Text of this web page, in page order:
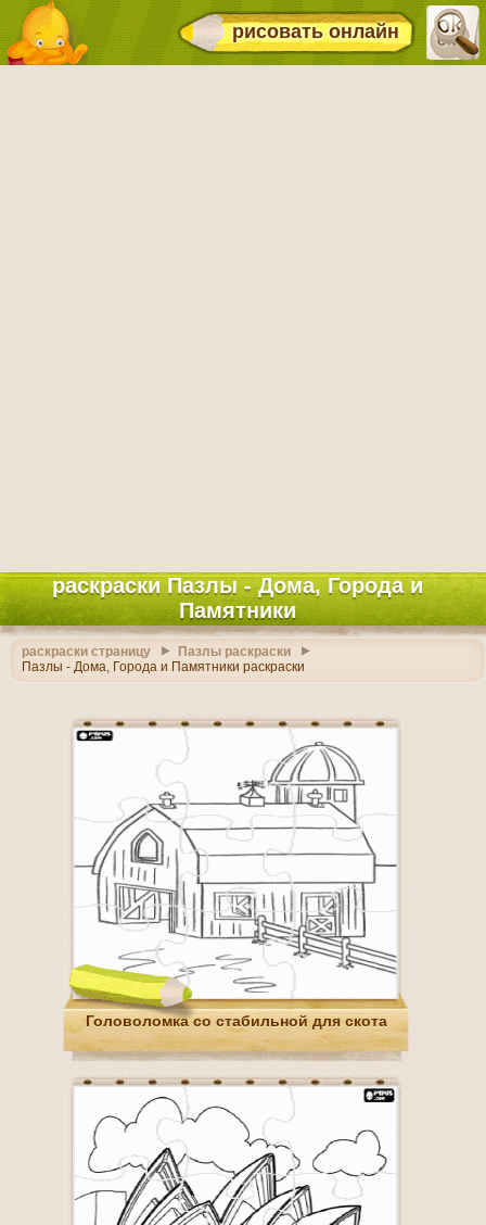
рисовать онлайн
раскраски Пазлы - Дома, Города и
Памятники
раскраски страницу
Пазлы раскраски
Пазлы - Дома, Города и Памятники раскраски
Головоломка со стабильной для скота